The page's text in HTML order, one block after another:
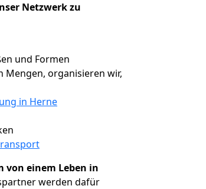
Netzwerk zu
und Formen
Mengen, organisieren wir,
in Herne
von einem Leben in
werden dafür